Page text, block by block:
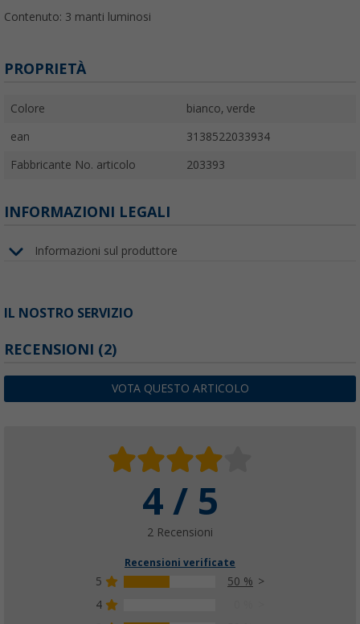
Contenuto: 3 manti luminosi
PROPRIETÀ
Colore bianco, verde
ean 3138522033934
Fabbricante No. articolo 203393
INFORMAZIONI LEGALI
Informazioni sul produttore
IL NOSTRO SERVIZIO
RECENSIONI (2)
VOTA QUESTO ARTICOLO
4 / 5
2 Recensioni
Recensioni verificate
5
50 %
4